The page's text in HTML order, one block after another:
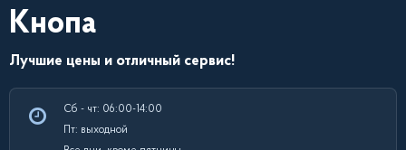
Кнопа
Лучшие цены и отличный сервис!
Сб - чт: 06:00-14:00
Пт: выходной